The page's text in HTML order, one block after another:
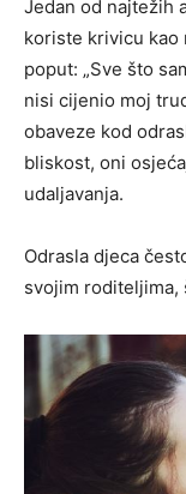
Jedan od najtežih
koriste krivicu kao
poput: „Sve što
nisi cijenio moj
obaveze kod
bliskost, oni
udaljavanja.
Odrasla djeca
svojim roditeljima,